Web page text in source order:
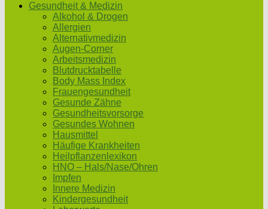
Gesundheit & Medizin
Alkohol & Drogen
Allergien
Alternativmedizin
Augen-Corner
Arbeitsmedizin
Blutdrucktabelle
Body Mass Index
Frauengesundheit
Gesunde Zähne
Gesundheitsvorsorge
Gesundes Wohnen
Hausmittel
Häufige Krankheiten
Heilpflanzenlexikon
HNO – Hals/Nase/Ohren
Impfen
Innere Medizin
Kindergesundheit